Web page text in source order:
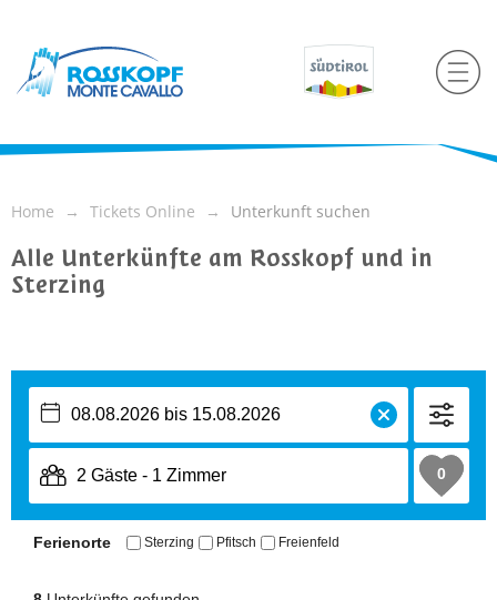
Home Tickets Online Unterkunft suchen
Alle Unterkünfte am Rosskopf und in
Sterzing